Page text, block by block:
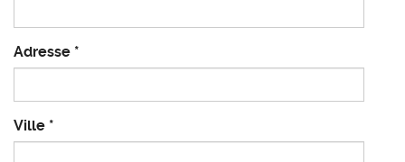
Adresse *
Ville *